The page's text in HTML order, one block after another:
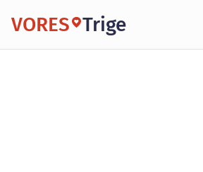
VORES Trige